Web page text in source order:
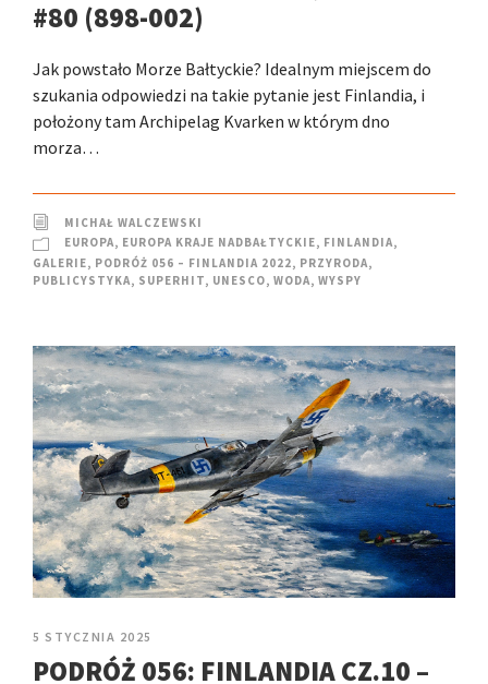
#80 (898-002)
Jak powstało Morze Bałtyckie? Idealnym miejscem do
szukania odpowiedzi na takie pytanie jest Finlandia, i
położony tam Archipelag Kvarken w którym dno
morza…
MICHAŁ WALCZEWSKI
EUROPA, EUROPA KRAJE NADBAŁTYCKIE, FINLANDIA,
GALERIE, PODRÓŻ 056 – FINLANDIA 2022, PRZYRODA,
PUBLICYSTYKA, SUPERHIT, UNESCO, WODA, WYSPY
5 STYCZNIA 2025
PODRÓŻ 056: FINLANDIA CZ.10 –